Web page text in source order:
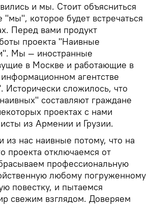
и мы. Стоит объясниться
которое будет встречаться
Перед вами продукт
проекта "Наивные
Мы — иностранные
в Москве и работающие в
агентстве
Исторически сложилось, что
составляют граждане
проектах с нами
из Армении и Грузии.
из нас наивные потому, что на
проекта отключаемся от
профессиональную
любому погруженному
повестку, и пытаемся
свежим взглядом. Доверяем